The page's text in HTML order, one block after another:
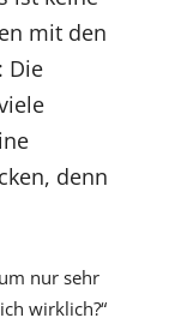
mit den
Die
denn
nur sehr
wirklich?“